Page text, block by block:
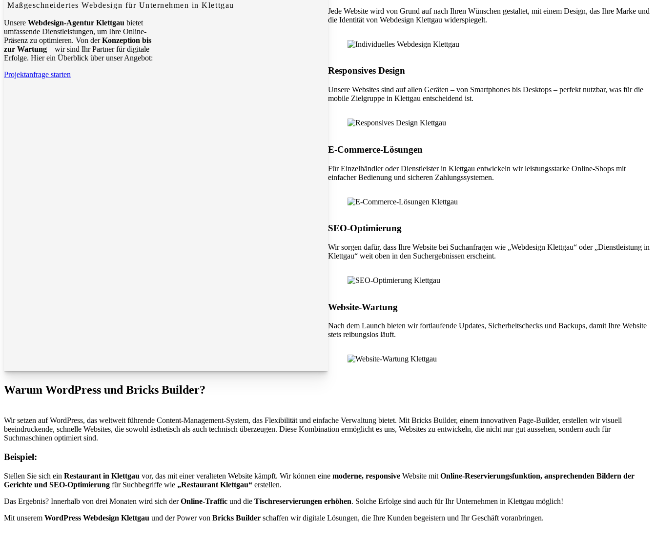
Maßgeschneidertes Webdesign für Unternehmen in Klettgau
Unsere Webdesign-Agentur Klettgau bietet
umfassende Dienstleistungen, um Ihre Online-
Präsenz zu optimieren. Von derKonzeption bis
zur Wartung – wir sind Ihr Partner für digitale
Erfolge. Hier ein Überblick über unser Angebot:
Projektanfrage starten
Jede Website wird von Grund auf nach Ihren Wünschen gestaltet, mit einem Design, das Ihre Marke und
die Identität von Webdesign Klettgau widerspiegelt.
Responsives Design
Unsere Websites sind auf allen Geräten – von Smartphones bis Desktops – perfekt nutzbar, was für die
mobile Zielgruppe in Klettgau entscheidend ist.
E-Commerce-Lösungen
Für Einzelhändler oder Dienstleister in Klettgau entwickeln wir leistungsstarke Online-Shops mit
einfacher Bedienung und sicheren Zahlungssystemen.
SEO-Optimierung
Wir sorgen dafür, dass Ihre Website bei Suchanfragen wie „Webdesign Klettgau“ oder „Dienstleistung in
Klettgau“ weit oben in den Suchergebnissen erscheint.
Website-Wartung
Nach dem Launch bieten wir fortlaufende Updates, Sicherheitschecks und Backups, damit Ihre Website
stets reibungslos läuft.
Warum WordPress und Bricks Builder?
Wir setzen auf WordPress, das weltweit führende Content-Management-System, das Flexibilität und einfache Verwaltung bietet. Mit Bricks Builder, einem innovativen Page-Builder, erstellen wir visuell
beeindruckende, schnelle Websites, die sowohl ästhetisch als auch technisch überzeugen. Diese Kombination ermöglicht es uns, Websites zu entwickeln, die nicht nur gut aussehen, sondern auch für
Suchmaschinen optimiert sind.
Beispiel:
Stellen Sie sich ein Restaurant in Klettgau vor, das mit einer veralteten Website kämpft. Wir können eine moderne, responsive Website mit Online-Reservierungsfunktion, ansprechenden Bildern der
Gerichte und SEO-Optimierung für Suchbegriffe wie „Restaurant Klettgau“ erstellen.
Das Ergebnis? Innerhalb von drei Monaten wird sich derOnline-Traffic und die Tischreservierungen erhöhen. Solche Erfolge sind auch für Ihr Unternehmen in Klettgau möglich!
Mit unserem WordPress Webdesign Klettgau und der Power von Bricks Builder schaffen wir digitale Lösungen, die Ihre Kunden begeistern und Ihr Geschäft voranbringen.